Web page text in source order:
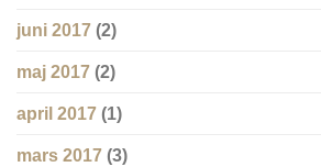
juni 2017 (2)
maj 2017 (2)
april 2017 (1)
mars 2017 (3)